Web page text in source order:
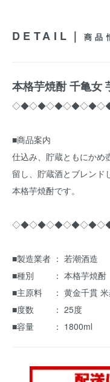
DETAIL｜ 商品
本格芋焼酎 千亀女
■商品案内
仕込み、貯蔵ともにかめ
留し、貯蔵酒とブレンド
本格芋焼酎です。
■製造業者 ： 若潮酒造
■種別 ： 本格芋焼酎
■主原料 ： 黄金千貫 米
■度数 ： 25度
■容量 ： 1800ml